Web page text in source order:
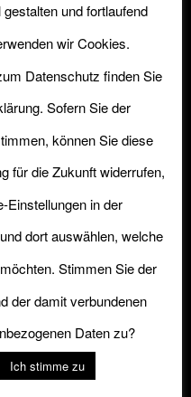
und fortlaufend
wir Cookies.
Datenschutz finden Sie
Sofern Sie der
können Sie diese
für die Zukunft widerrufen,
Einstellungen in der
dort auswählen, welche
Stimmen Sie der
der damit verbundenen
Daten zu?
Ich stimme zu